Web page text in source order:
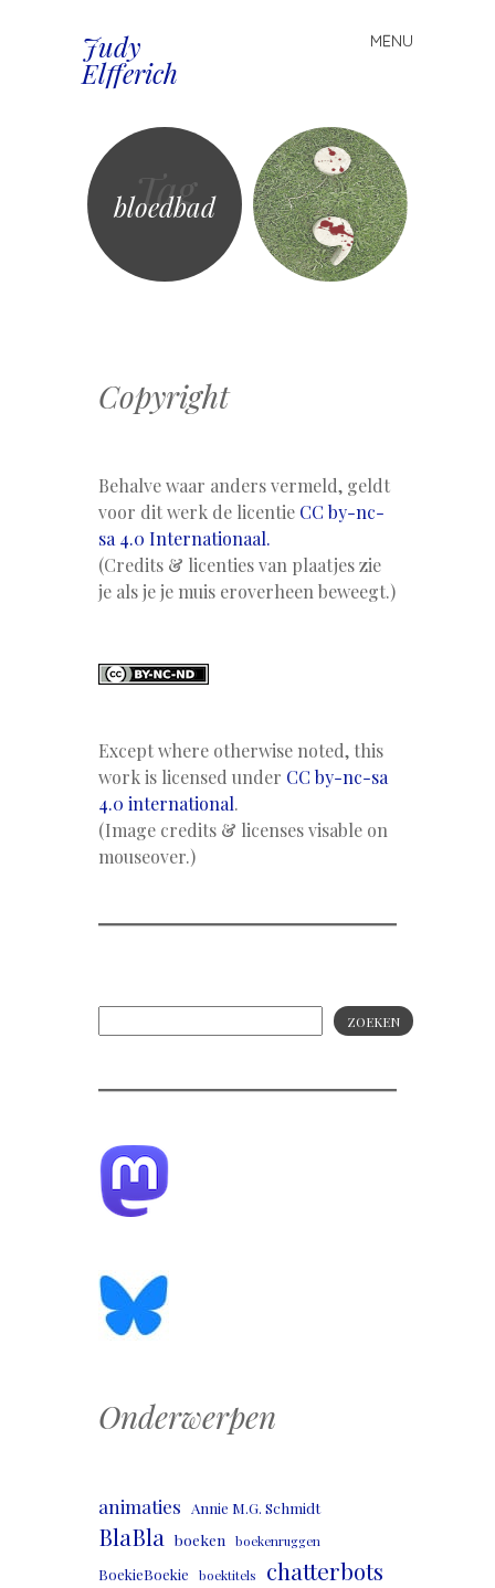
Judy
Elfferich
MENU
Spring
naar
Tag
bloedbad
Copyright
Behalve waar anders vermeld, geldt
voor dit werk de licentie CC by-nc-
sa 4.0 Internationaal.
(Credits & licenties van plaatjes zie
je als je je muis eroverheen beweegt.)
Except where otherwise noted, this
work is licensed under CC by-nc-sa
4.0 international.
(Image credits & licenses visable on
mouseover.)
ZOEKEN
Onderwerpen
animaties Annie M.G. Schmidt
BlaBla boeken boekenruggen
BoekieBoekie boektitels chatterbots